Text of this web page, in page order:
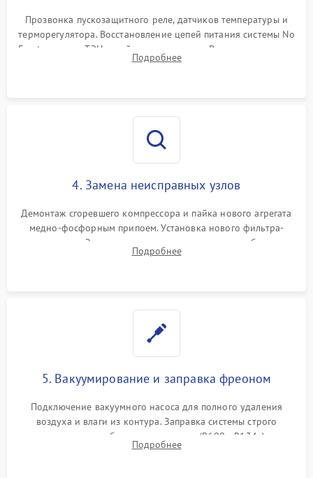
Прозвонка пускозащитного реле, датчиков температуры и
терморегулятора. Восстановление цепей питания системы No
Frost, включая ТЭН оттайки и вентилятор. Ремонт или замена
платы управления при сбоях алгоритмов.
Подробнее
4. Замена неисправных узлов
Демонтаж сгоревшего компрессора и пайка нового агрегата
медно-фосфорным припоем. Установка нового фильтра-
осушителя. Замена изношенных вентиляторов обдува,
сломанных заслонок или поврежденных дверных петель.
Подробнее
5. Вакуумирование и заправка фреоном
Подключение вакуумного насоса для полного удаления
воздуха и влаги из контура. Заправка системы строго
дозированным объемом хладагента (R600a, R134a) по
электронным весам. Контроль рабочего давления в системе.
Подробнее